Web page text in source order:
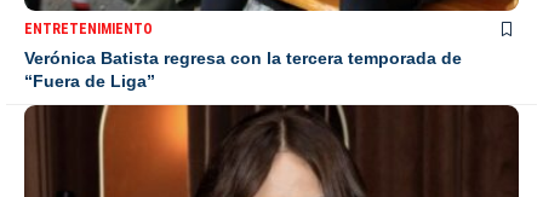
ENTRETENIMIENTO
Verónica Batista regresa con la tercera temporada de
“Fuera de Liga”